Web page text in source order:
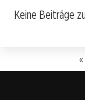
Keine Beiträge
«